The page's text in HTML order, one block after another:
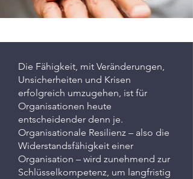
Die Fähigkeit, mit Veränderungen,
Unsicherheiten und Krisen
erfolgreich umzugehen, ist für
Organisationen heute
entscheidender denn je.
Organisationale Resilienz – also die
Widerstandsfähigkeit einer
Organisation – wird zunehmend zur
Schlüsselkompetenz, um langfristig